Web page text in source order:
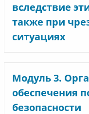
вследствие
также при
ситуациях
Модуль 3.
обеспечения
безопасности